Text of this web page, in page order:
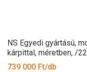
NS Egyedi gyártású,
kárpittal, méretben, /
739 000 Ft/db